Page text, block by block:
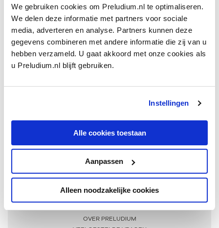
We gebruiken cookies om Preludium.nl te optimaliseren.
We delen deze informatie met partners voor sociale
media, adverteren en analyse. Partners kunnen deze
gegevens combineren met andere informatie die zij van u
hebben verzameld. U gaat akkoord met onze cookies als
u Preludium.nl blijft gebruiken.
Instellingen
Alle cookies toestaan
Aanpassen
Alleen noodzakelijke cookies
Meer informatie
OVER PRELUDIUM